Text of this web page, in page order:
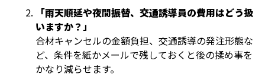
「雨天順延や夜間振替、交通誘導員の費用はどう扱
いますか？」
合材キャンセルの金額負担、交通誘導の発注形態な
ど、条件を紙かメールで残しておくと後の揉め事を
かなり減らせます。